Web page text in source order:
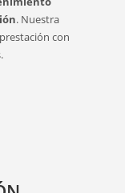
. Nuestra
con